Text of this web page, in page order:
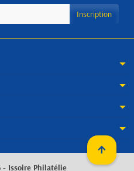
Issoire Philatélie